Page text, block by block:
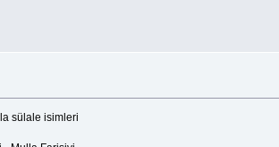
sülale isimleri